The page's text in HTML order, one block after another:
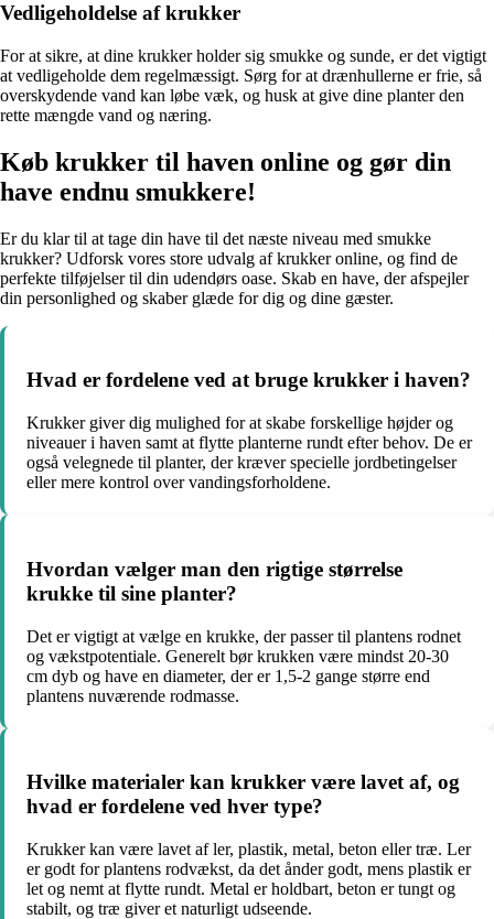
Vedligeholdelse af krukker
For at sikre, at dine krukker holder sig smukke og sunde, er det vigtigt
at vedligeholde dem regelmæssigt. Sørg for at drænhullerne er frie, så
overskydende vand kan løbe væk, og husk at give dine planter den
rette mængde vand og næring.
Køb krukker til haven online og gør din
have endnu smukkere!
Er du klar til at tage din have til det næste niveau med smukke
krukker? Udforsk vores store udvalg af krukker online, og find de
perfekte tilføjelser til din udendørs oase. Skab en have, der afspejler
din personlighed og skaber glæde for dig og dine gæster.
Hvad er fordelene ved at bruge krukker i haven?
Krukker giver dig mulighed for at skabe forskellige højder og
niveauer i haven samt at flytte planterne rundt efter behov. De er
også velegnede til planter, der kræver specielle jordbetingelser
eller mere kontrol over vandingsforholdene.
Hvordan vælger man den rigtige størrelse
krukke til sine planter?
Det er vigtigt at vælge en krukke, der passer til plantens rodnet
og vækstpotentiale. Generelt bør krukken være mindst 20-30
cm dyb og have en diameter, der er 1,5-2 gange større end
plantens nuværende rodmasse.
Hvilke materialer kan krukker være lavet af, og
hvad er fordelene ved hver type?
Krukker kan være lavet af ler, plastik, metal, beton eller træ. Ler
er godt for plantens rodvækst, da det ånder godt, mens plastik er
let og nemt at flytte rundt. Metal er holdbart, beton er tungt og
stabilt, og træ giver et naturligt udseende.